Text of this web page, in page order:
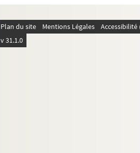
GM 1978. Scène de campagne : Deux
GM 1979. Scène de campagne : Deux
Plan du site Mentions Légales
v 31.1.0